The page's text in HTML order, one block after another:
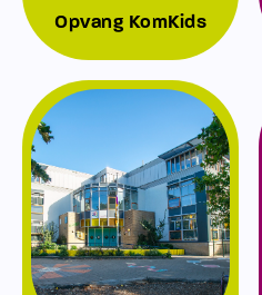
Opvang KomKids